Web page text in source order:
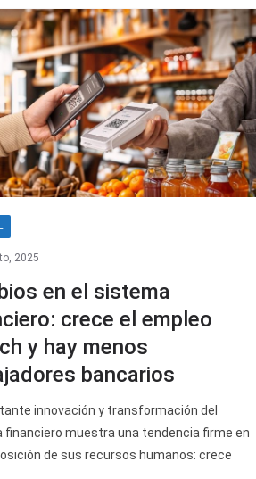
2025
en el sistema
crece el empleo
y hay menos
bancarios
innovación y transformación del
financiero muestra una tendencia firme en
de sus recursos humanos: crece